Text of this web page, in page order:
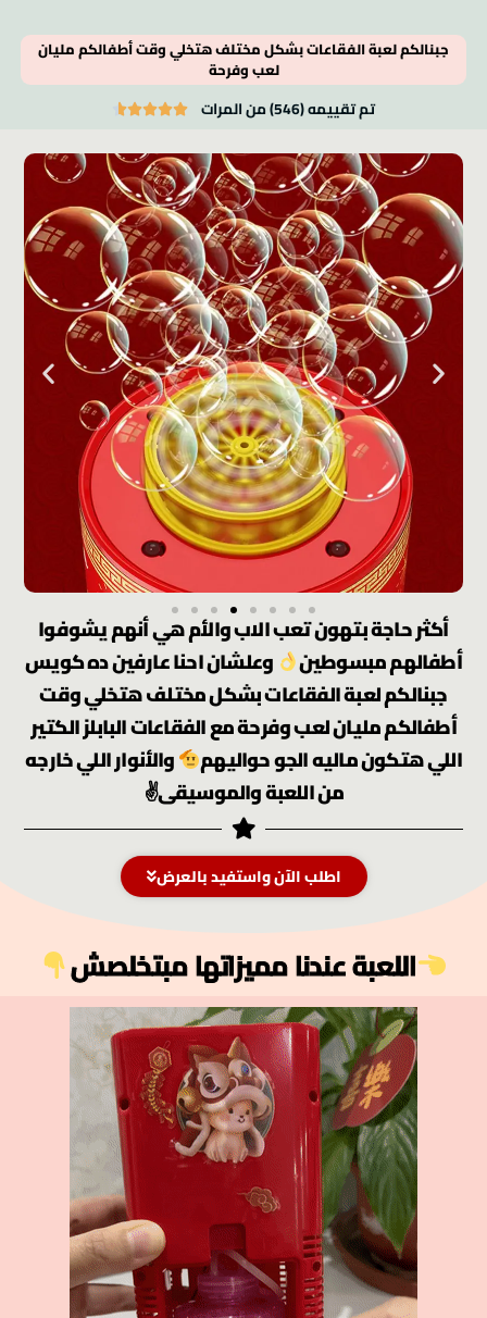
جبنالكم لعبة الفقاعات بشكل مختلف هتخلي وقت أطفالكم مليان
لعب وفرحة
تم تقييمه (546) من المرات 




أكثر حاجة بتهون تعب الاب والأم هي أنهم يشوفوا
أطفالهم مبسوطين
وعلشان احنا عارفين ده كويس
جبنالكم لعبة الفقاعات بشكل مختلف هتخلي وقت
أطفالكم مليان لعب وفرحة مع الفقاعات البابلز الكتير
اللي هتكون ماليه الجو حواليهم
والأنوار اللي خارجه
من اللعبة والموسيقى✌
اطلب الآن واستفيد بالعرض
اللعبة عندنا مميزاتها مبتخلصش